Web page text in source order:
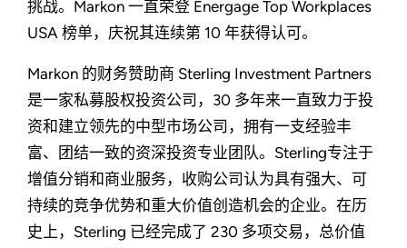
挑战。Markon 一直荣登 Energage Top Workplaces
USA 榜单，庆祝其连续第 10 年获得认可。
Markon 的财务赞助商 Sterling Investment Partners
是一家私募股权投资公司，30 多年来一直致力于投
资和建立领先的中型市场公司，拥有一支经验丰
富、团结一致的资深投资专业团队。Sterling专注于
增值分销和商业服务，收购公司认为具有强大、可
持续的竞争优势和重大价值创造机会的企业。在历
史上，Sterling 已经完成了 230 多项交易，总价值